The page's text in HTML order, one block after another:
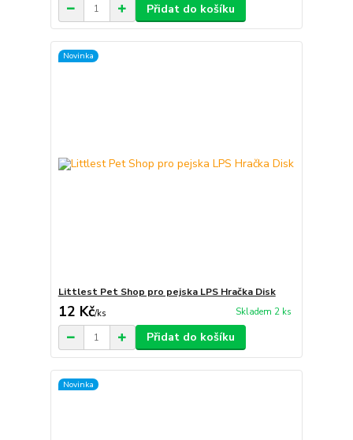
Přidat do košíku
Novinka
Littlest Pet Shop pro pejska LPS Hračka Disk
12 Kč/ks Skladem 2 ks
Přidat do košíku
Novinka